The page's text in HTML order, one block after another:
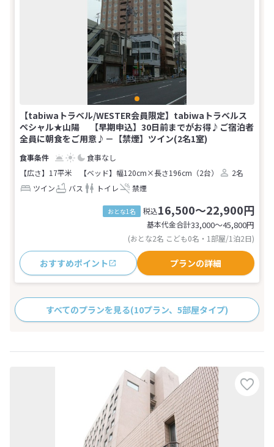
【tabiwaトラベル/WESTER会員限定】tabiwaトラベルス
ペシャル★山陽 【早期申込】30日前までがお得♪ご宿泊者
全員に朝食をご用意♪－【禁煙】ツイン(2名1室)
食事なし
【広さ】17平米
【ベッド】幅120cm×長さ196cm（2台）
2名
ツイン
バス トイレ 禁煙
おとな1名 税込16,500～22,900円
基本代金合計33,000〜45,800円
(おとな2名 こども0名・1部屋/1泊2日)
おすすめポイント プランの詳細
すべてのプランを見る(10プラン、5部屋タイプ)